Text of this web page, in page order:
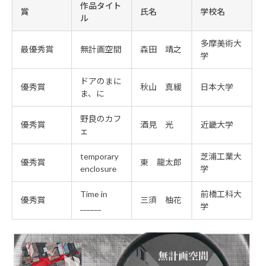
賞
作品タイト
ル
氏名 学校名
最優秀賞 無計画空間 森田 靖之
多摩美術大
学
優秀賞
ドアのまに
ま、に
秋山 真緩 日本大学
優秀賞
野良のカフ
ェ
酒見 光 近畿大学
優秀賞
temporary
enclosure
東 龍太郎
芝浦工業大
学
優秀賞
Time in
三須 柚花
前橋工科大
学